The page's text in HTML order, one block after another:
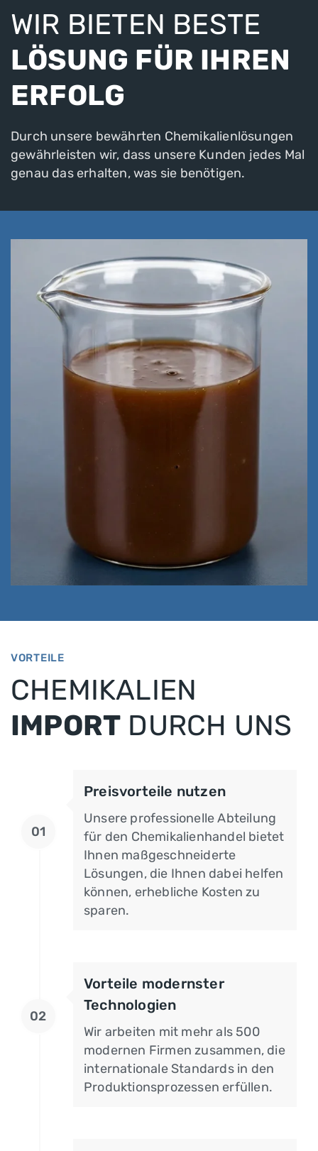
WIR BIETEN BESTE
LÖSUNG FÜR IHREN
ERFOLG
Durch unsere bewährten Chemikalienlösungen
gewährleisten wir, dass unsere Kunden jedes Mal
genau das erhalten, was sie benötigen.
VORTEILE
CHEMIKALIEN
IMPORT DURCH UNS
01
Preisvorteile nutzen
Unsere professionelle Abteilung
für den Chemikalienhandel bietet
Ihnen maßgeschneiderte
Lösungen, die Ihnen dabei helfen
können, erhebliche Kosten zu
sparen.
02
Vorteile modernster
Technologien
Wir arbeiten mit mehr als 500
modernen Firmen zusammen, die
internationale Standards in den
Produktionsprozessen erfüllen.